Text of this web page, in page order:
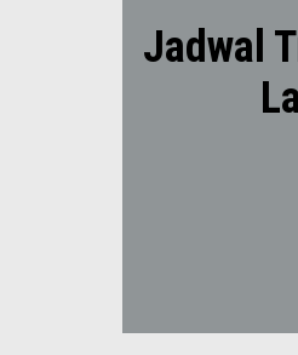
Jadwal